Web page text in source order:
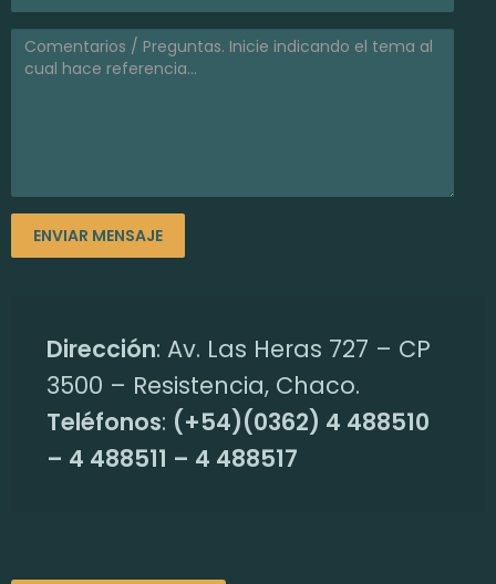
Dirección: Av. Las Heras 727 – CP
3500 – Resistencia, Chaco.
Teléfonos: (+54)(0362) 4 488510
– 4 488511 – 4 488517